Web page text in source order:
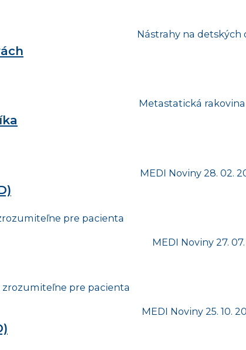
pre pacienta
zrozumiteľne pre pacienta